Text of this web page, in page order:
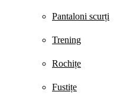
Pantaloni scurți
Trening
Rochițe
Fustițe